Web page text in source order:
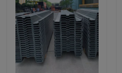
পণ্য
আমাদের সম্পর্কে